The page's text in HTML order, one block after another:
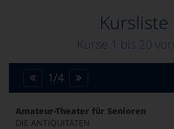
Kursliste
Kurse 1 bis 20 von
1/4
Amateur-Theater für Senioren
DIE ANTIQUITÄTEN